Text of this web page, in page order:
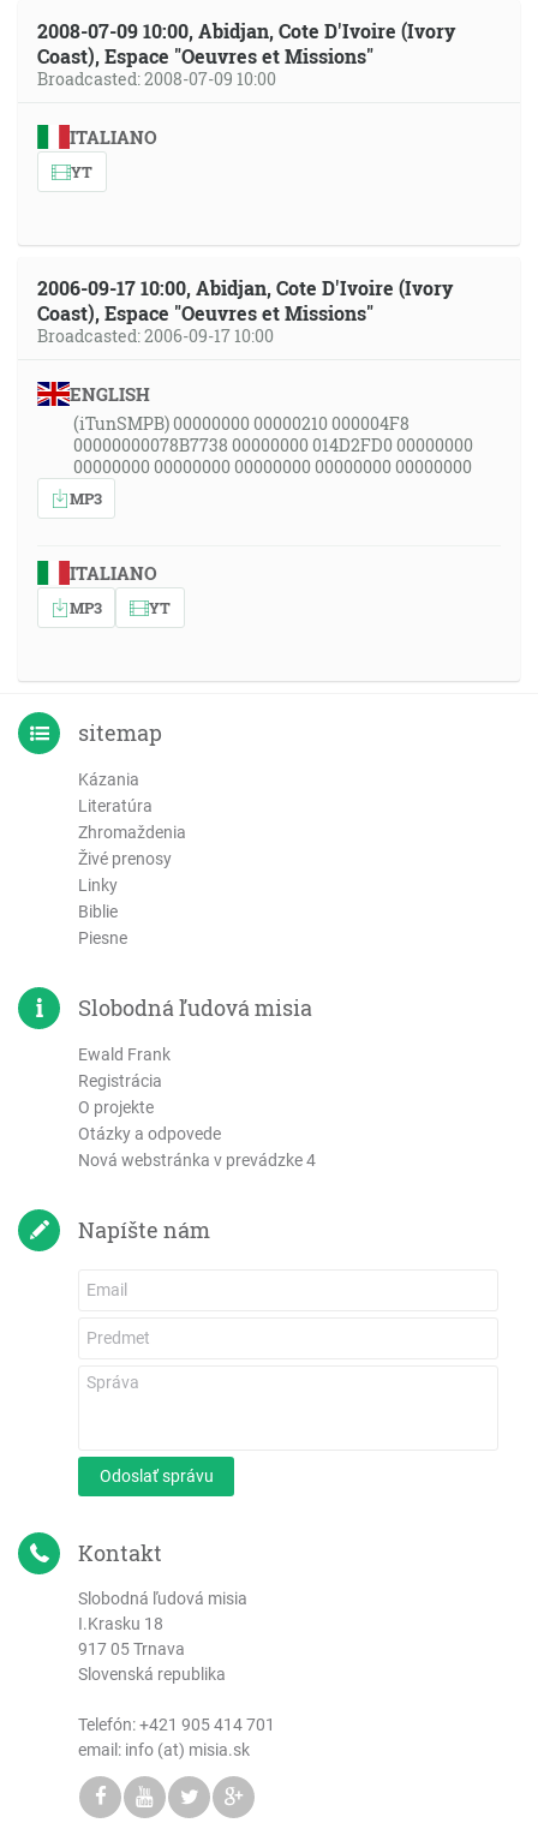
2008-07-09 10:00, Abidjan, Cote D'Ivoire (Ivory
Coast), Espace "Oeuvres et Missions"
Broadcasted: 2008-07-09 10:00
ITALIANO
YT
2006-09-17 10:00, Abidjan, Cote D'Ivoire (Ivory
Coast), Espace "Oeuvres et Missions"
Broadcasted: 2006-09-17 10:00
ENGLISH
(iTunSMPB) 00000000 00000210 000004F8
00000000078B7738 00000000 014D2FD0 00000000
00000000 00000000 00000000 00000000 00000000
MP3
ITALIANO
MP3 YT
sitemap
Kázania
Literatúra
Zhromaždenia
Živé prenosy
Linky
Biblie
Piesne
Slobodná ľudová misia
Ewald Frank
Registrácia
O projekte
Otázky a odpovede
Nová webstránka v prevádzke 4
Napíšte nám
Odoslať správu
Kontakt
Slobodná ľudová misia
I.Krasku 18
917 05 Trnava
Slovenská republika
Telefón:+421 905 414 701
email: info (at) misia.sk